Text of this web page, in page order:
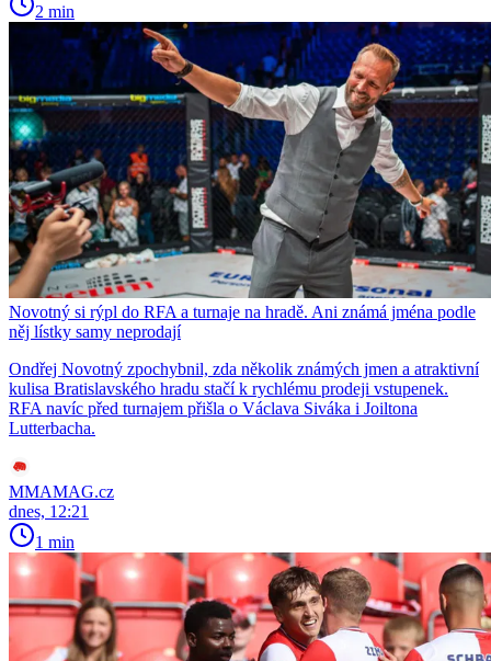
2 min
Novotný si rýpl do RFA a turnaje na hradě. Ani známá jména podle
něj lístky samy neprodají
Ondřej Novotný zpochybnil, zda několik známých jmen a atraktivní
kulisa Bratislavského hradu stačí k rychlému prodeji vstupenek.
RFA navíc před turnajem přišla o Václava Siváka i Joiltona
Lutterbacha.
MMAMAG.cz
dnes, 12:21
1 min